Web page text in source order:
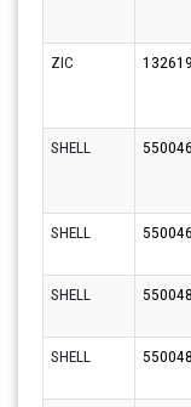
ZIC 132619
SHELL
SHELL
SHELL
SHELL